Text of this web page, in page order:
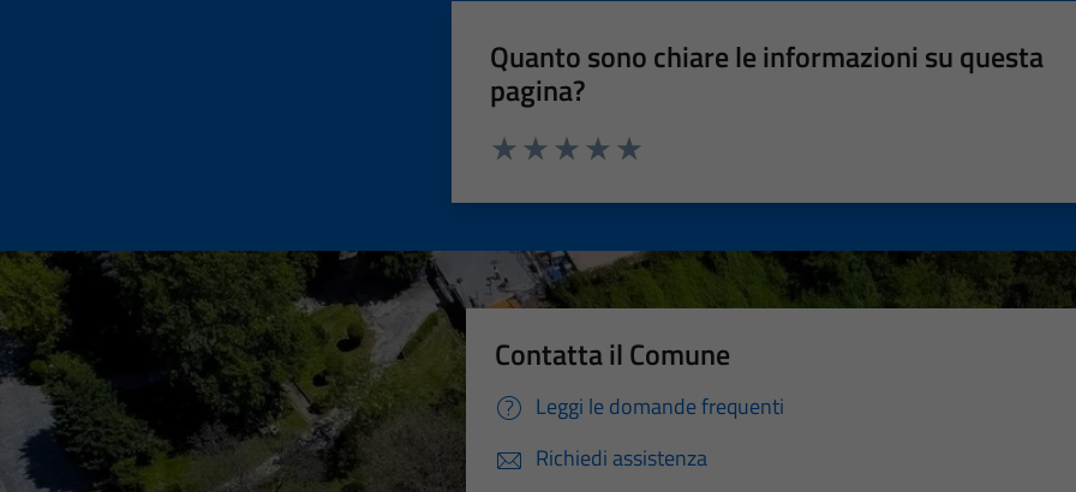
Quanto sono chiare le informazioni su questa
pagina?
Contatta il Comune
Leggi le domande frequenti
Richiedi assistenza